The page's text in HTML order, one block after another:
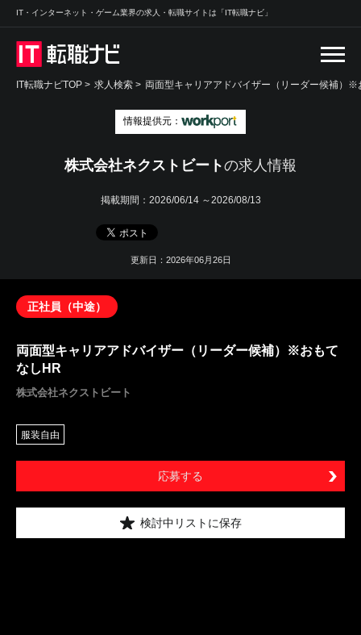
IT・インターネット・ゲーム業界の求人・転職サイトは「IT転職ナビ」
IT転職ナビTOP > 求人検索 > 両面型キャリアアドバイザー（リーダー候補）
情報提供元：
株式会社ネクストビートの求人情報
掲載期間： 2026/06/14 ～2026/08/13
更新日：2026年06月26日
正社員（中途）
両面型キャリアアドバイザー（リーダー候補）※おもて
なしHR
株式会社ネクストビート
服装自由
応募する
検討中リストに保存